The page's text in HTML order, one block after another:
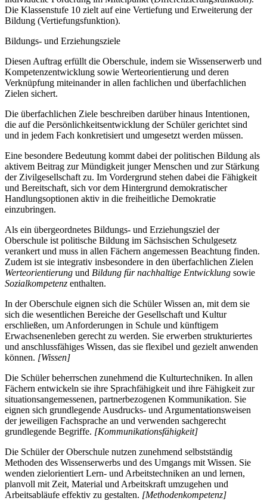
Die Klassenstufe 10 zielt auf eine Vertiefung und Erweiterung der
Bildung (Vertiefungsfunktion).
Bildungs- und Erziehungsziele
Diesen Auftrag erfüllt die Oberschule, indem sie Wissenserwerb und
Kompetenzentwicklung sowie Werteorientierung und deren
Verknüpfung miteinander in allen fachlichen und überfachlichen
Zielen sichert.
Die überfachlichen Ziele beschreiben darüber hinaus Intentionen,
die auf die Persönlichkeitsentwicklung der Schüler gerichtet sind
und in jedem Fach konkretisiert und umgesetzt werden müssen.
Eine besondere Bedeutung kommt dabei der politischen Bildung als
aktivem Beitrag zur Mündigkeit junger Menschen und zur Stärkung
der Zivilgesellschaft zu. Im Vordergrund stehen dabei die Fähigkeit
und Bereitschaft, sich vor dem Hintergrund demokratischer
Handlungsoptionen aktiv in die freiheitliche Demokratie
einzubringen.
Als ein übergeordnetes Bildungs- und Erziehungsziel der
Oberschule ist politische Bildung im Sächsischen Schulgesetz
verankert und muss in allen Fächern angemessen Beachtung finden.
Zudem ist sie integrativ insbesondere in den überfachlichen Zielen
Werteorientierung und Bildung für nachhaltige Entwicklung sowie
Sozialkompetenz enthalten.
In der Oberschule eignen sich die Schüler Wissen an, mit dem sie
sich die wesentlichen Bereiche der Gesellschaft und Kultur
erschließen, um Anforderungen in Schule und künftigem
Erwachsenenleben gerecht zu werden. Sie erwerben strukturiertes
und anschlussfähiges Wissen, das sie flexibel und gezielt anwenden
können. [Wissen]
Die Schüler beherrschen zunehmend die Kulturtechniken. In allen
Fächern entwickeln sie ihre Sprachfähigkeit und ihre Fähigkeit zur
situationsangemessenen, partnerbezogenen Kommunikation. Sie
eignen sich grundlegende Ausdrucks- und Argumentationsweisen
der jeweiligen Fachsprache an und verwenden sachgerecht
grundlegende Begriffe. [Kommunikationsfähigkeit]
Die Schüler der Oberschule nutzen zunehmend selbstständig
Methoden des Wissenserwerbs und des Umgangs mit Wissen. Sie
wenden zielorientiert Lern- und Arbeitstechniken an und lernen,
planvoll mit Zeit, Material und Arbeitskraft umzugehen und
Arbeitsabläufe effektiv zu gestalten. [Methodenkompetenz]